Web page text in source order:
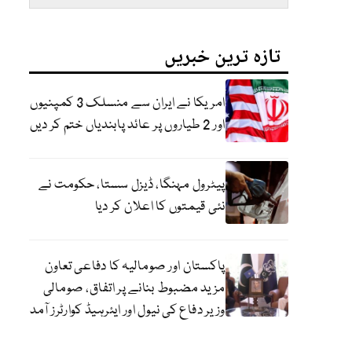
تازہ ترین خبریں
امریکا نے ایران سے منسلک 3 کمپنیوں
اور 2 طیاروں پر عائد پابندیاں ختم کر دیں
پیٹرول مہنگا، ڈیزل سستا، حکومت نے
نئی قیمتوں کا اعلان کر دیا
پاکستان اور صومالیہ کا دفاعی تعاون
مزید مضبوط بنانے پر اتفاق، صومالی
وزیر دفاع کی نیول اور ایئرہیڈ کوارٹرز آمد